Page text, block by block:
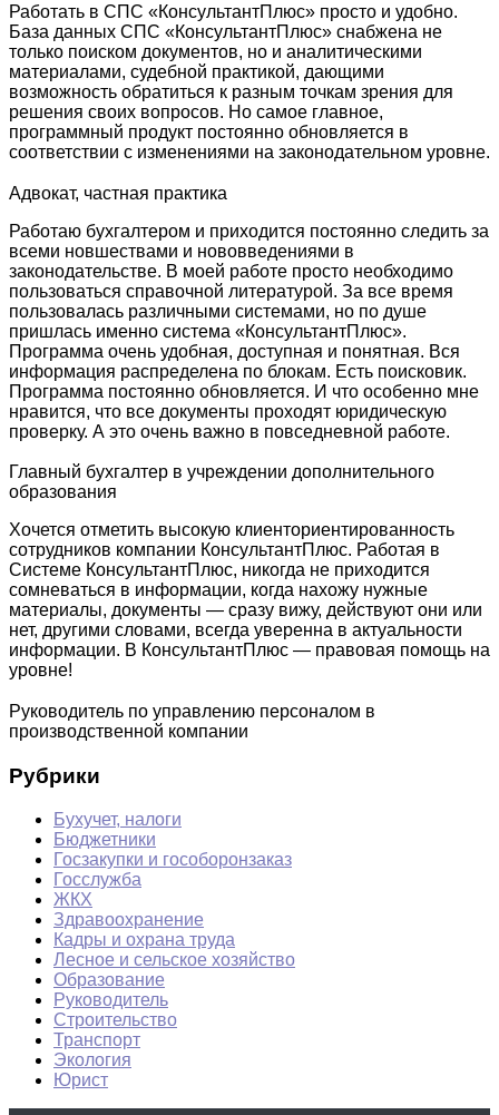
Работать в СПС «КонсультантПлюс» просто и удобно.
База данных СПС «КонсультантПлюс» снабжена не
только поиском документов, но и аналитическими
материалами, судебной практикой, дающими
возможность обратиться к разным точкам зрения для
решения своих вопросов. Но самое главное,
программный продукт постоянно обновляется в
соответствии с изменениями на законодательном уровне.
Адвокат, частная практика
Работаю бухгалтером и приходится постоянно следить за
всеми новшествами и нововведениями в
законодательстве. В моей работе просто необходимо
пользоваться справочной литературой. За все время
пользовалась различными системами, но по душе
пришлась именно система «КонсультантПлюс».
Программа очень удобная, доступная и понятная. Вся
информация распределена по блокам. Есть поисковик.
Программа постоянно обновляется. И что особенно мне
нравится, что все документы проходят юридическую
проверку. А это очень важно в повседневной работе.
Главный бухгалтер в учреждении дополнительного
образования
Хочется отметить высокую клиенториентированность
сотрудников компании КонсультантПлюс. Работая в
Системе КонсультантПлюс, никогда не приходится
сомневаться в информации, когда нахожу нужные
материалы, документы — сразу вижу, действуют они или
нет, другими словами, всегда уверенна в актуальности
информации. В КонсультантПлюс — правовая помощь на
уровне!
Руководитель по управлению персоналом в
производственной компании
Рубрики
Бухучет, налоги
Бюджетники
Госзакупки и гособоронзаказ
Госслужба
ЖКХ
Здравоохранение
Кадры и охрана труда
Лесное и сельское хозяйство
Образование
Руководитель
Строительство
Транспорт
Экология
Юрист